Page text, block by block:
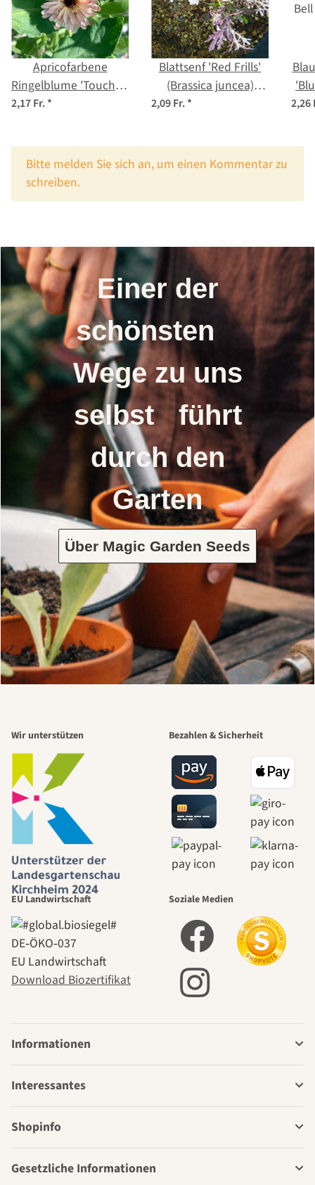
Apricofarbene
Ringelblume 'Touch of
Red Buff' (Calendula
2,17 Fr.*
Blattsenf 'Red Frills'
(Brassica juncea)
2,09 Fr.* 2,26
x
Bitte melden Sie sich an, um einen Kommentar zu
schreiben.
Einer der
schönsten
Wege zu uns
selbst führt
durch den
Garten
Über Magic Garden Seeds
Wir unterstützen Bezahlen & Sicherheit
EU Landwirtschaft
DE‑ÖKO‑037
EU Landwirtschaft
Download Biozertifikat
Soziale Medien
Informationen
Interessantes
Shopinfo
Gesetzliche Informationen